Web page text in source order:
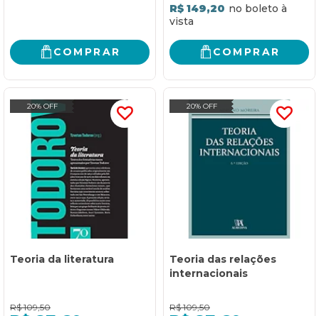
COMPRAR
R$ 149,20
COMPRAR
20% OFF
Teoria da literatura
R$ 109,50
20% OFF
Teoria das relações
internacionais
R$ 109,50